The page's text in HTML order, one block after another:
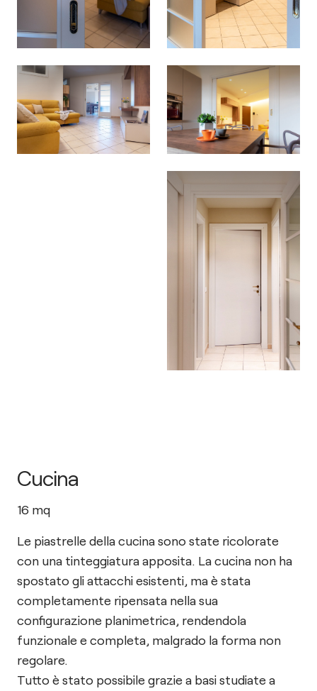
Cucina
16 mq
Le piastrelle della cucina sono state ricolorate
con una tinteggiatura apposita. La cucina non ha
spostato gli attacchi esistenti, ma è stata
completamente ripensata nella sua
configurazione planimetrica, rendendola
funzionale e completa, malgrado la forma non
regolare.
Tutto è stato possibile grazie a basi studiate a